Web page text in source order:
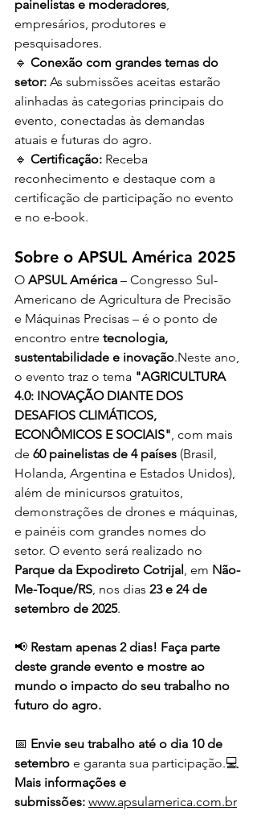
painelistas e moderadores,
empresários, produtores e
pesquisadores.
🔹 Conexão com grandes temas do
setor: As submissões aceitas estarão
alinhadas às categorias principais do
evento, conectadas às demandas
atuais e futuras do agro.
🔹 Certificação: Receba
reconhecimento e destaque com a
certificação de participação no evento
e no e-book.
Sobre o APSUL América 2025
O APSUL América – Congresso Sul-
Americano de Agricultura de Precisão
e Máquinas Precisas – é o ponto de
encontro entre tecnologia,
sustentabilidade e inovação.Neste ano,
o evento traz o tema "AGRICULTURA
4.0: INOVAÇÃO DIANTE DOS
DESAFIOS CLIMÁTICOS,
ECONÔMICOS E SOCIAIS", com mais
de 60 painelistas de 4 países (Brasil,
Holanda, Argentina e Estados Unidos),
além de minicursos gratuitos,
demonstrações de drones e máquinas,
e painéis com grandes nomes do
setor. O evento será realizado no
Parque da Expodireto Cotrijal, em Não-
Me-Toque/RS, nos dias 23 e 24 de
setembro de 2025.
📢 Restam apenas 2 dias! Faça parte
deste grande evento e mostre ao
mundo o impacto do seu trabalho no
futuro do agro.
📅 Envie seu trabalho até o dia 10 de
setembro e garanta sua participação.💻
Mais informações e
submissões: www.apsulamerica.com.br